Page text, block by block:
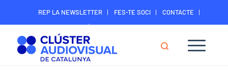
REP LA NEWSLETTER FES-TE SOCI
CONTACTE
ÀREA DIGITAL SOCIS